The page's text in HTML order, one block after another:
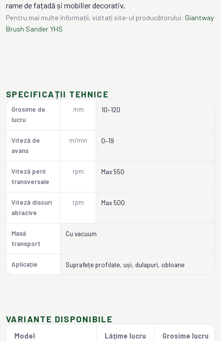
rame de fațadă și mobilier decorativ.
Pentru mai multe informații, vizitați site-ul producătorului: Giantway
Brush Sander YHS
SPECIFICAȚII TEHNICE
Grosime de
lucru
mm 10–120
Viteză de
avans
m/min 0–19
Viteză perii
transversale
rpm Max 550
Viteză discuri
abrazive
rpm Max 500
Masă
transport
Cu vacuum
Aplicație Suprafețe profilate, uși, dulapuri, obloane
VARIANTE DISPONIBILE
Model Lățime lucru Grosime lucru